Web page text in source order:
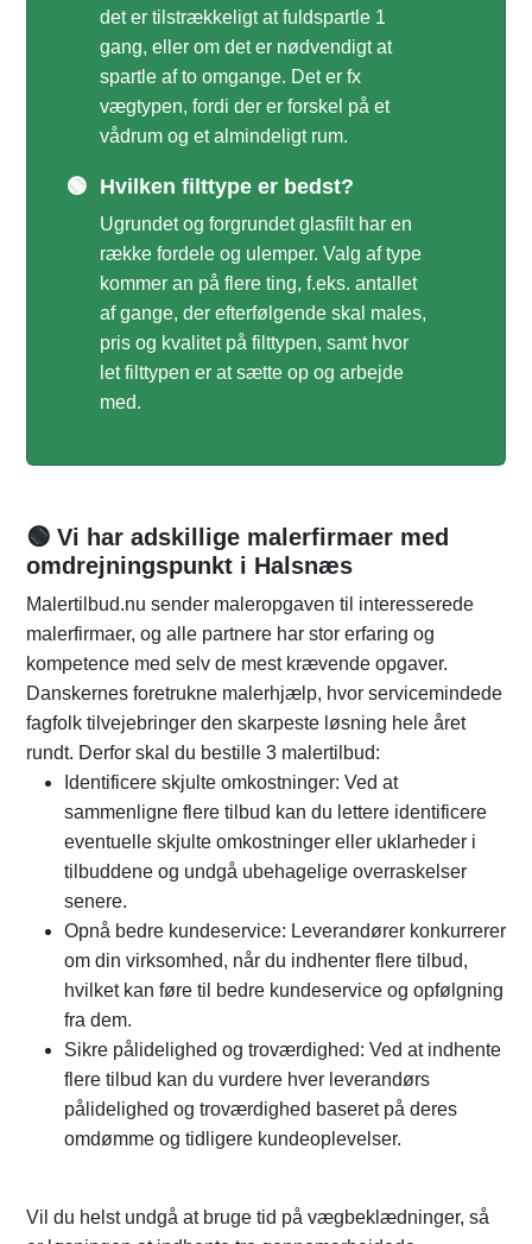
det er tilstrækkeligt at fuldspartle 1
gang, eller om det er nødvendigt at
spartle af to omgange. Det er fx
vægtypen, fordi der er forskel på et
vådrum og et almindeligt rum.
🟢 Hvilken filttype er bedst?
Ugrundet og forgrundet glasfilt har en
række fordele og ulemper. Valg af type
kommer an på flere ting, f.eks. antallet
af gange, der efterfølgende skal males,
pris og kvalitet på filttypen, samt hvor
let filttypen er at sætte op og arbejde
med.
🟢 Vi har adskillige malerfirmaer med
omdrejningspunkt i Halsnæs
Malertilbud.nu sender maleropgaven til interesserede
malerfirmaer, og alle partnere har stor erfaring og
kompetence med selv de mest krævende opgaver.
Danskernes foretrukne malerhjælp, hvor servicemindede
fagfolk tilvejebringer den skarpeste løsning hele året
rundt. Derfor skal du bestille 3 malertilbud:
Identificere skjulte omkostninger: Ved at
sammenligne flere tilbud kan du lettere identificere
eventuelle skjulte omkostninger eller uklarheder i
tilbuddene og undgå ubehagelige overraskelser
senere.
Opnå bedre kundeservice: Leverandører konkurrerer
om din virksomhed, når du indhenter flere tilbud,
hvilket kan føre til bedre kundeservice og opfølgning
fra dem.
Sikre pålidelighed og troværdighed: Ved at indhente
flere tilbud kan du vurdere hver leverandørs
pålidelighed og troværdighed baseret på deres
omdømme og tidligere kundeoplevelser.
Vil du helst undgå at bruge tid på vægbeklædninger, så